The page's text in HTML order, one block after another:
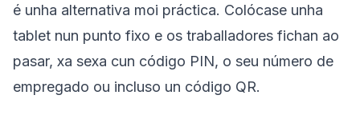
é unha alternativa moi práctica. Colócase unha
tablet nun punto fixo e os traballadores fichan ao
pasar, xa sexa cun código PIN, o seu número de
empregado ou incluso un código QR.